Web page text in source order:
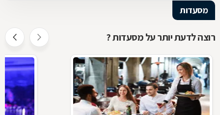
מסעדות
רוצה לדעת יותר על מסעדות ?